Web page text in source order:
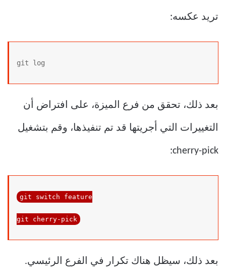
تريد عكسه:
git log
بعد ذلك، تحقق من فرع الميزة، على افتراض أن
التغييرات التي أجريتها قد تم تنفيذها، وقم بتشغيل
cherry-pick:
git switch feature
git cherry-pick
بعد ذلك، سيظل هناك تكرار في الفرع الرئيسي.